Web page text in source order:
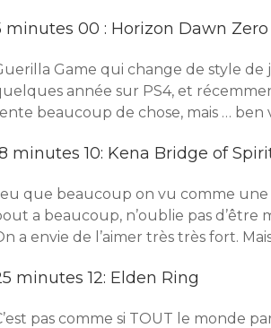
minutes 00 : Horizon Dawn Zero
Game qui change de style de
année sur PS4, et
beaucoup de chose, mais … ben
minutes 10: Kena Bridge of
que beaucoup on vu comme une
a beaucoup, n’oublie pas
a envie de l’aimer très très fort.
minutes 12: Elden Ring
pas comme si TOUT le monde